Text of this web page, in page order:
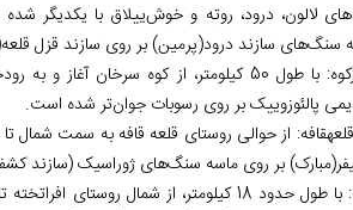
لالون، درود، روته و خوش‌ییلاق با
سنگ‌های سازند درود(پرمین) بر روی سازند قزل
گسل سیاه‏مرز‏کوه: با طول 50 کیلومتر، از
پالئوزوییک بر روی رسوبات جوان‌تر شده است.
از حوالی روستای قلعه قافه به سمت شمال
بر روی ماسه سنگ‌های ژوراسیک (سازند کشف رود)
گسل افراتخته: با طول حدود 18 کیلومتر،